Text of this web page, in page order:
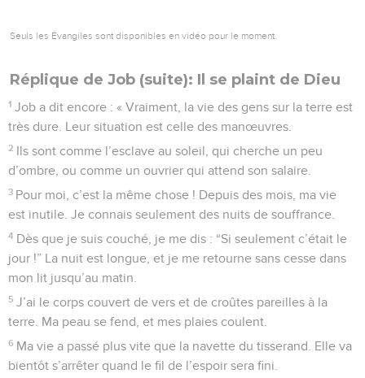
Seuls les Évangiles sont disponibles en vidéo pour le moment.
Réplique de Job (suite): Il se plaint de Dieu
1 Job a dit encore : « Vraiment, la vie des gens sur la terre est
très dure. Leur situation est celle des manœuvres.
2 Ils sont comme l’esclave au soleil, qui cherche un peu
d’ombre, ou comme un ouvrier qui attend son salaire.
3 Pour moi, c’est la même chose ! Depuis des mois, ma vie
est inutile. Je connais seulement des nuits de souffrance.
4 Dès que je suis couché, je me dis : “Si seulement c’était le
jour !” La nuit est longue, et je me retourne sans cesse dans
mon lit jusqu’au matin.
5 J’ai le corps couvert de vers et de croûtes pareilles à la
terre. Ma peau se fend, et mes plaies coulent.
6 Ma vie a passé plus vite que la navette du tisserand. Elle va
bientôt s’arrêter quand le fil de l’espoir sera fini.